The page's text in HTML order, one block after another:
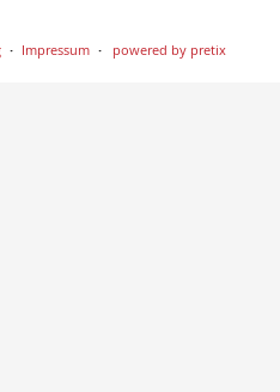
Impressum powered by pretix